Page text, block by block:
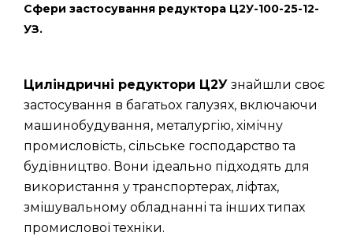
Сфери застосування редуктора Ц2У-100-25-12-
УЗ.
Циліндричні редуктори Ц2У знайшли своє
застосування в багатьох галузях, включаючи
машинобудування, металургію, хімічну
промисловість, сільське господарство та
будівництво. Вони ідеально підходять для
використання у транспортерах, ліфтах,
змішувальному обладнанні та інших типах
промислової техніки.